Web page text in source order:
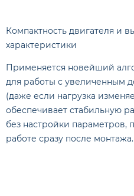
Компактность двигателя и
характеристики
Применяется новейший
для работы с увеличенным
(даже если нагрузка
обеспечивает стабильную
без настройки параметров,
работе сразу после монтажа.